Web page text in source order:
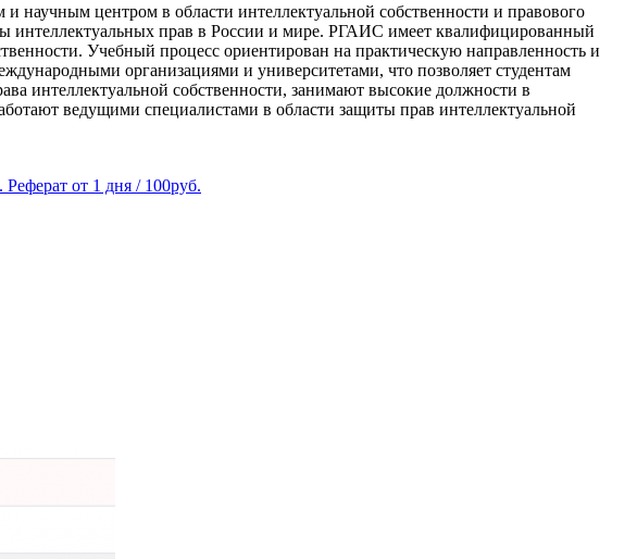
научным центром в области интеллектуальной собственности и правового
интеллектуальных прав в России и мире. РГАИС имеет квалифицированный
Учебный процесс ориентирован на практическую направленность и
организациями и университетами, что позволяет студентам
интеллектуальной собственности, занимают высокие должности в
ведущими специалистами в области защиты прав интеллектуальной
Реферат от 1 дня / 100руб.